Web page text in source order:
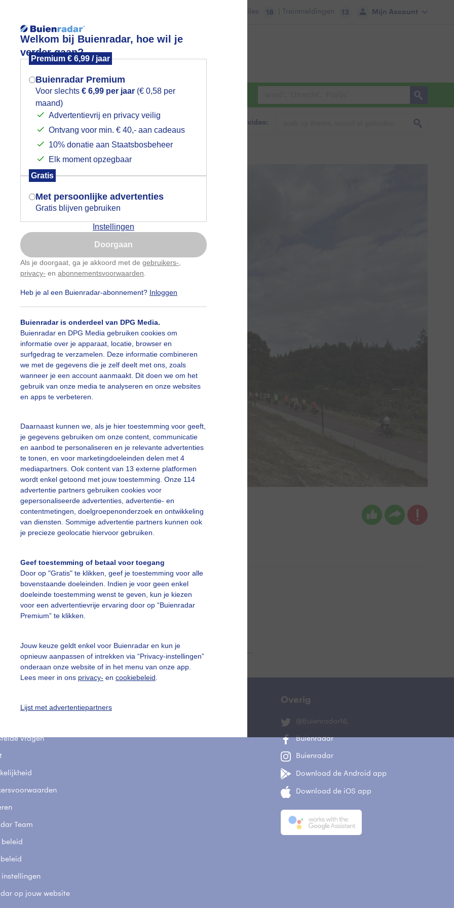
Welkom bij Buienradar, hoe wil je
verder gaan?
Premium € 6,99 / jaar
Buienradar Premium
Voor slechts € 6,99 per jaar (€ 0,58 per
maand)
Advertentievrij en privacy veilig
Ontvang voor min. € 40,- aan cadeaus
10% donatie aan Staatsbosbeheer
Elk moment opzegbaar
Gratis
Met persoonlijke advertenties
Gratis blijven gebruiken
Instellingen
Doorgaan
Als je doorgaat, ga je akkoord met de gebruikers-
privacy- en abonnementsvoorwaarden
Heb je al een Buienradar-abonnement? Inloggen
Buienradar is onderdeel van DPG Media.
Buienradar en DPG Media gebruiken cookies om
informatie over je apparaat, locatie, browser en
surfgedrag te verzamelen. Deze informatie combineren
we met de gegevens die je zelf deelt met ons, zoals
wanneer je een account aanmaakt. Dit doen we om het
gebruik van onze media te analyseren en onze websites
en apps te verbeteren.
Daarnaast kunnen we, als je hier toestemming voor geeft,
je gegevens gebruiken om onze content, communicatie
en aanbod te personaliseren en je relevante advertenties
te tonen, en voor marketingdoeleinden delen met 4
mediapartners. Ook content van 13 externe platformen
wordt enkel getoond met jouw toestemming. Onze 114
advertentie partners gebruiken cookies voor
gepersonaliseerde advertenties, advertentie- en
contentmetingen, doelgroepenonderzoek en ontwikkeling
van diensten. Sommige advertentie partners kunnen ook
je precieze geolocatie hiervoor gebruiken.
Geef toestemming of betaal voor toegang
Door op "Gratis" te klikken, geef je toestemming voor alle
bovenstaande doeleinden. Indien je voor geen enkel
doeleinde toestemming wenst te geven, kun je kiezen
voor een advertentievrije ervaring door op “Buienradar
Premium” te klikken.
Jouw keuze geldt enkel voor Buienradar en kun je
opnieuw aanpassen of intrekken via “Privacy-instellingen”
onderaan onze website of in het menu van onze app.
Lees meer in ons privacy- en cookiebeleid
Lijst met advertentiepartners
Mijn Account
Files 18 | Treinmeldingen 13
Foto en video Weerzine
Zoeken in foto & video:
weer voor een toertochtje met de club
Gemaakt: 08-07-2025, 58x bekeken
slideshow
Een moment geduld aub...
vragen
Team
beleid
instellingen
op jouw website
Overig
@BuienradarNL
Buienradar
Buienradar
Download de Android app
Download de iOS app
Mogen we je locatie gebruiken voor
het weer?
Indien je hier nog geen akkoord op hebt
gegeven, verschijnt er zo een pop-up uit
je browser waarin deze toestemming
gevraagd wordt.
Is goed, toon de popup
Nu niet, misschien later
Gebruik je Safari en wil je niet elke dag deze pop-up
Klikhierom dit aan te passen